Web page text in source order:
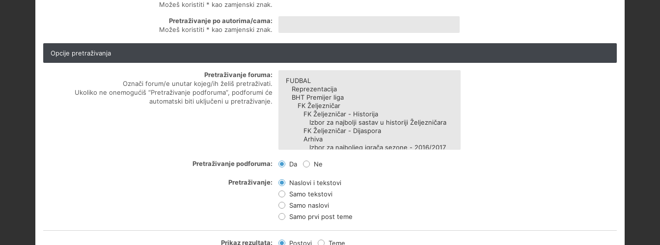
Možeš koristiti * kao zamjenski znak.
Pretraživanje po autorima/cama:
Možeš koristiti * kao zamjenski znak.
Opcije pretraživanja
Pretraživanje foruma:
Označi forum/e unutar kojeg/ih želiš pretraživati.
Ukoliko ne onemogućiš “Pretraživanje podforuma”, podforumi će
automatski biti uključeni u pretraživanje.
Pretraživanje podforuma: Da Ne
Pretraživanje:
Naslovi i tekstovi
Samo tekstovi
Samo naslovi
Samo prvi post teme
Prikaz rezultata: Postovi Teme